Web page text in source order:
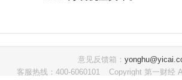
款机器的应用场景以及“民
【点评】：根据官方展示
意见反馈箱：
客服热线：400-6060101
Copyright 第一财经